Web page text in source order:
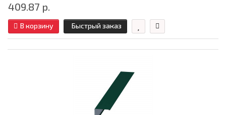
409.87 р.
В корзину Быстрый заказ